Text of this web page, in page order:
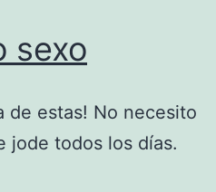
sexo
de estas! No necesito
jode todos los días.